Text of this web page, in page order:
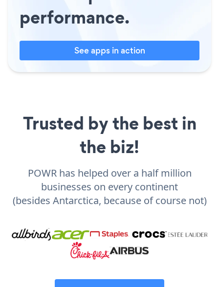
performance.
See apps in action
Trusted by the best in
the biz!
POWR has helped over a half million
businesses on every continent
(besides Antarctica, because of course not)